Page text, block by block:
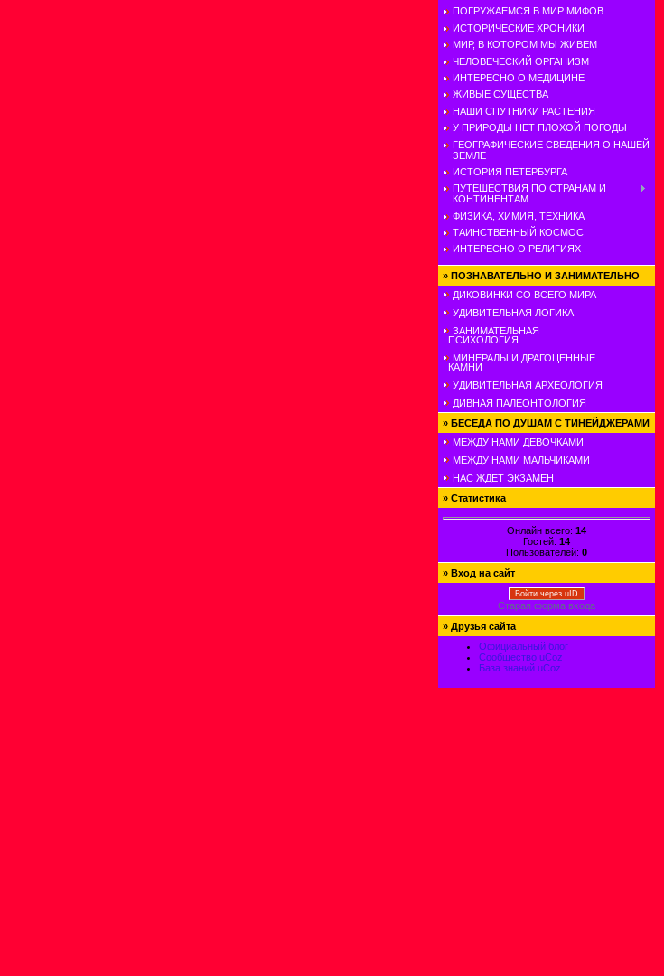
ПОГРУЖАЕМСЯ В МИР МИФОВ
ИСТОРИЧЕСКИЕ ХРОНИКИ
МИР, В КОТОРОМ МЫ ЖИВЕМ
ЧЕЛОВЕЧЕСКИЙ ОРГАНИЗМ
ИНТЕРЕСНО О МЕДИЦИНЕ
ЖИВЫЕ СУЩЕСТВА
НАШИ СПУТНИКИ РАСТЕНИЯ
У ПРИРОДЫ НЕТ ПЛОХОЙ ПОГОДЫ
ГЕОГРАФИЧЕСКИЕ СВЕДЕНИЯ О НАШЕЙ
ЗЕМЛЕ
ИСТОРИЯ ПЕТЕРБУРГА
ПУТЕШЕСТВИЯ ПО СТРАНАМ И
КОНТИНЕНТАМ
ФИЗИКА, ХИМИЯ, ТЕХНИКА
ТАИНСТВЕННЫЙ КОСМОС
ИНТЕРЕСНО О РЕЛИГИЯХ
» ПОЗНАВАТЕЛЬНО И ЗАНИМАТЕЛЬНО
ДИКОВИНКИ СО ВСЕГО МИРА
УДИВИТЕЛЬНАЯ ЛОГИКА
ЗАНИМАТЕЛЬНАЯ
ПСИХОЛОГИЯ
МИНЕРАЛЫ И ДРАГОЦЕННЫЕ
КАМНИ
УДИВИТЕЛЬНАЯ АРХЕОЛОГИЯ
ДИВНАЯ ПАЛЕОНТОЛОГИЯ
» БЕСЕДА ПО ДУШАМ С ТИНЕЙДЖЕРАМИ
МЕЖДУ НАМИ ДЕВОЧКАМИ
МЕЖДУ НАМИ МАЛЬЧИКАМИ
НАС ЖДЕТ ЭКЗАМЕН
» Статистика
Онлайн всего: 14
Гостей: 14
Пользователей: 0
» Вход на сайт
Войти через uID
Старая форма входа
» Друзья сайта
Официальный блог
Сообщество uCoz
База знаний uCoz